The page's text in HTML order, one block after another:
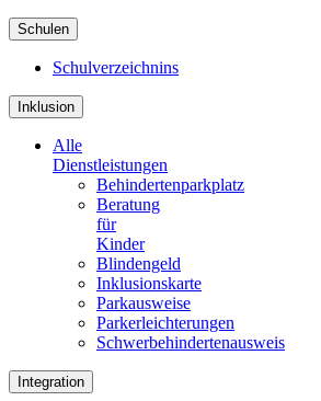
Schulen
Schulverzeichnins
Inklusion
Alle
Dienstleistungen
Behindertenparkplatz
Beratung
für
Kinder
Blindengeld
Inklusionskarte
Parkausweise
Parkerleichterungen
Schwerbehindertenausweis
Integration